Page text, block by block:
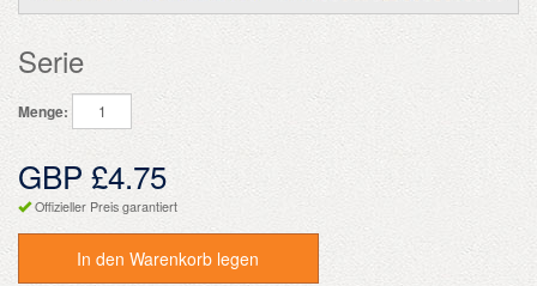
Serie
Menge:
GBP £4.75
Offizieller Preis garantiert
In den Warenkorb legen